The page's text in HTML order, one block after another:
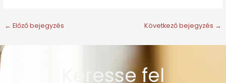
← Előző bejegyzés Következő bejegyzés →
Keresse fel